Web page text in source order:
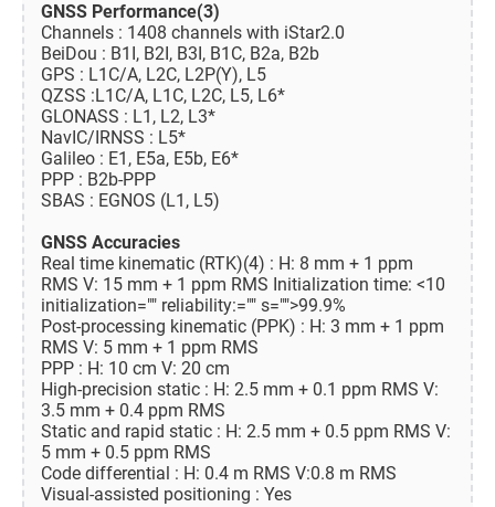
GNSS Performance(3)
Channels : 1408 channels with iStar2.0
BeiDou : B1I, B2I, B3I, B1C, B2a, B2b
GPS : L1C/A, L2C, L2P(Y), L5
QZSS :L1C/A, L1C, L2C, L5, L6*
GLONASS : L1, L2, L3*
NavIC/IRNSS : L5*
Galileo : E1, E5a, E5b, E6*
PPP : B2b-PPP
SBAS : EGNOS (L1, L5)
GNSS Accuracies
Real time kinematic (RTK)(4) : H: 8 mm + 1 ppm
RMS V: 15 mm + 1 ppm RMS Initialization time: <10
initialization="" reliability:="" s="">99.9%
Post-processing kinematic (PPK) : H: 3 mm + 1 ppm
RMS V: 5 mm + 1 ppm RMS
PPP : H: 10 cm V: 20 cm
High-precision static : H: 2.5 mm + 0.1 ppm RMS V:
3.5 mm + 0.4 ppm RMS
Static and rapid static : H: 2.5 mm + 0.5 ppm RMS V:
5 mm + 0.5 ppm RMS
Code differential : H: 0.4 m RMS V:0.8 m RMS
Visual-assisted positioning : Yes